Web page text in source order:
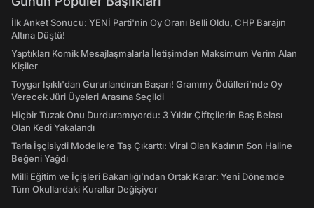
İlk Anket Sonucu: YENİ Parti'nin Oy Oranı Belli Oldu, CHP Barajın
Altına Düştü!
Yaptıkları Komik Mesajlaşmalarla İletişimden Maksimum Verim Alan
Kişiler
Toygar Işıklı'dan Gururlandıran Başarı! Grammy Ödülleri'nde Oy
Verecek Jüri Üyeleri Arasına Seçildi
Hiçbir Tuzak Onu Durduramıyordu: 3 Yıldır Çiftçilerin Baş Belası
Olan Kedi Yakalandı
Tarla İşçisiydi Modellere Taş Çıkarttı: Viral Olan Kadının Son Haline
Beğeni Yağdı
Milli Eğitim ve İçişleri Bakanlığı’ndan Ortak Karar: Yeni Dönemde
Tüm Okullardaki Kurallar Değişiyor